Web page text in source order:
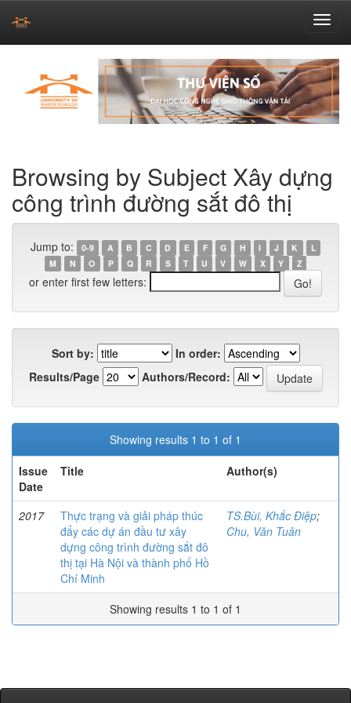
navigation
Browsing by Subject Xây dựng
công trình đường sắt đô thị
Jump to: 0-9 A B C D E F G H I J K
L
M
N O P Q R S T U V W X Y Z
or enter first few letters:
Sort by:
In order:
Results/Page
Authors/Record:
Showing results 1 to 1 of 1
Issue
Date
Title Author(s)
2017
Thực trạng và giải pháp thúc
đẩy các dự án đầu tư xây
dựng công trình đường sắt đô
thị tại Hà Nội và thành phố Hồ
Chí Minh
TS.Bùi, Khắc Điệp;
Chu, Văn Tuân
Showing results 1 to 1 of 1